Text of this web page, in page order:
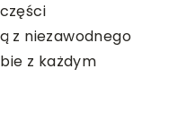
z niezawodnego
z każdym